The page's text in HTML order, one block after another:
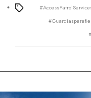
Tags